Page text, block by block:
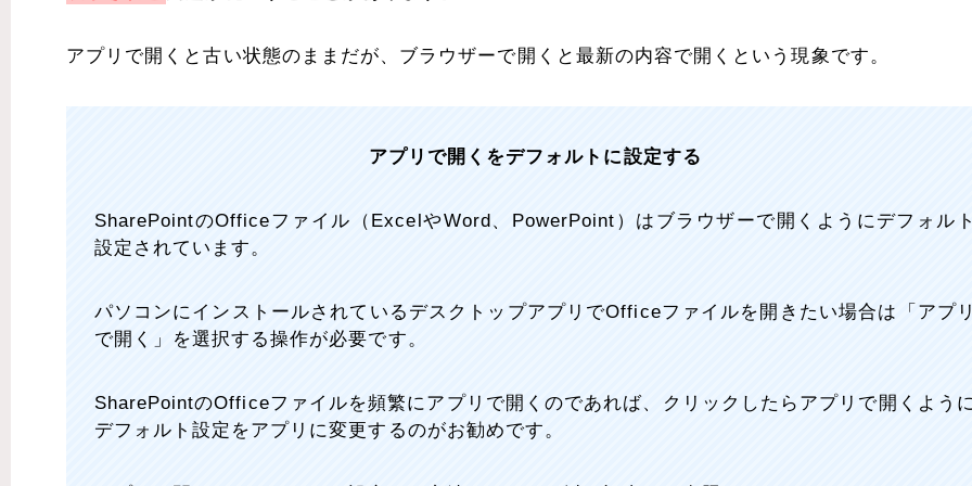
アプリで開くと古い状態のままだが、ブラウザーで開くと最新の内容で開くという現象です。
アプリで開くをデフォルトに設定する
SharePointのOfficeファイル（ExcelやWord、PowerPoint）はブラウザーで開くようにデフォルト
設定されています。
パソコンにインストールされているデスクトップアプリでOfficeファイルを開きたい場合は「アプリ
で開く」を選択する操作が必要です。
SharePointのOfficeファイルを頻繁にアプリで開くのであれば、クリックしたらアプリで開くよう
デフォルト設定をアプリに変更するのがお勧めです。